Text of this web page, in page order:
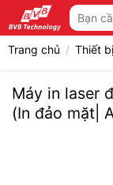
qua
nội
Tìm
kiếm:
Trang chủ / Thiết
Máy in laser
(In đảo mặt|